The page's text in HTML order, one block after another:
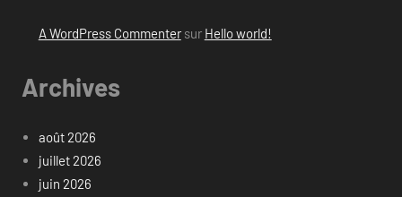
A WordPress Commentersur Hello world!
Archives
août 2026
juillet 2026
juin 2026